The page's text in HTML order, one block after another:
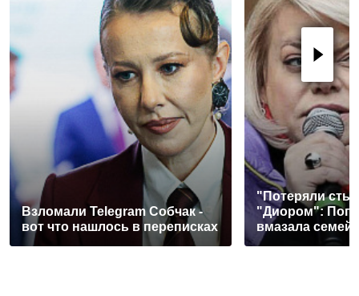
Взломали Telegram Собчак -
вот что нашлось в переписках
"Потеряли
"Диором":
вмазала